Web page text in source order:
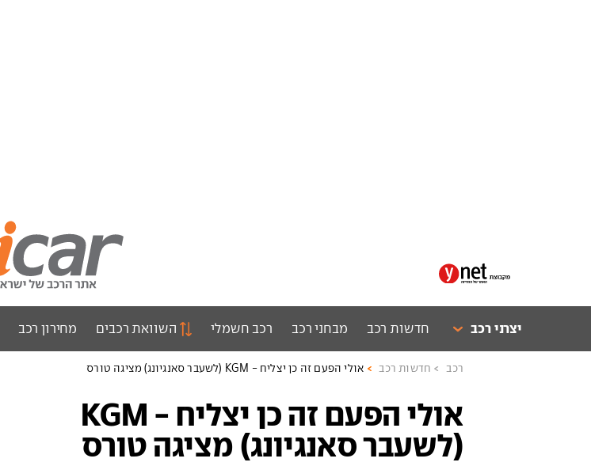
יצרני רכב חדשות רכב מבחני רכב רכב חשמלי השוואת רכבים מחירון רכב
רכב חדשות רכב אולי הפעם זה כן יצליח - KGM (לשעבר סאנגיונג) מציגה טורס
אולי הפעם זה כן יצליח - KGM
(לשעבר סאנגיונג) מציגה טורס